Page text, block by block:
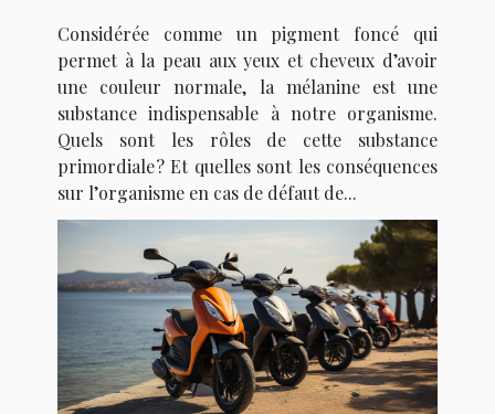
Considérée comme un pigment foncé qui
permet à la peau aux yeux et cheveux d’avoir
une couleur normale, la mélanine est une
substance indispensable à notre organisme.
Quels sont les rôles de cette substance
primordiale ? Et quelles sont les conséquences
sur l’organisme en cas de défaut de...